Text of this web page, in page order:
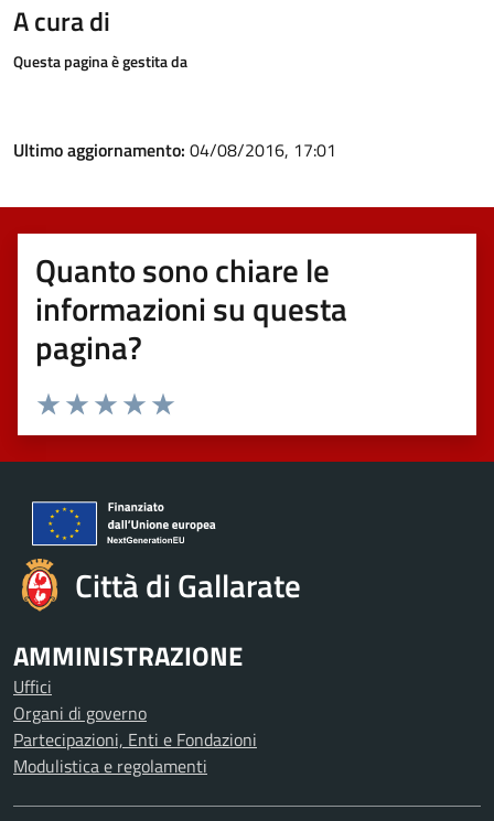
A cura di
Questa pagina è gestita da
Ultimo aggiornamento: 04/08/2016, 17:01
Quanto sono chiare le
informazioni su questa
pagina?
Valuta 5 stelle su 5
Valuta 4 stelle su 5
Valuta 3 stelle su 5
Valuta 2 stelle su 5
Valuta 1 stelle su 5
Città di Gallarate
AMMINISTRAZIONE
Uffici
Organi di governo
Partecipazioni, Enti e Fondazioni
Modulistica e regolamenti